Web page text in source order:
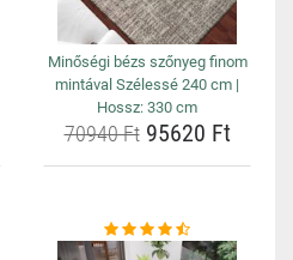
Minőségi bézs szőnyeg finom
mintával Szélessé 240 cm |
Hossz: 330 cm
70940 Ft95620 Ft